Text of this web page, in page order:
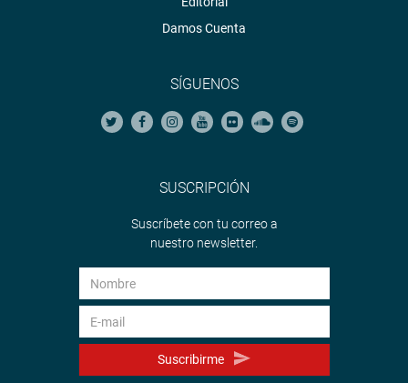
Damos Cuenta
SÍGUENOS
SUSCRIPCIÓN
Suscríbete con tu correo a
nuestro newsletter.
Suscribirme